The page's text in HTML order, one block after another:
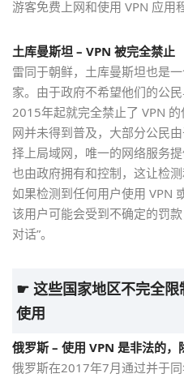
游客免费上网和使用 VPN 应用
土库曼斯坦 – VPN 被完全禁止
雷同于朝鲜，土库曼斯坦也是
家。由于政府不希望他们的公
2015年起就完全禁止了 VPN
网并未得到普及，大部分公民
择上局域网，唯一的网络服务
也由政府拥有和控制，这让检测
如果检测到任何用户使用 VPN
该用户可能会受到不确定的罚
对话”。
☛ 这些国家地区不完全
使用
俄罗斯 – 使用 VPN 是非法的
俄罗斯在2017年7月通过并于